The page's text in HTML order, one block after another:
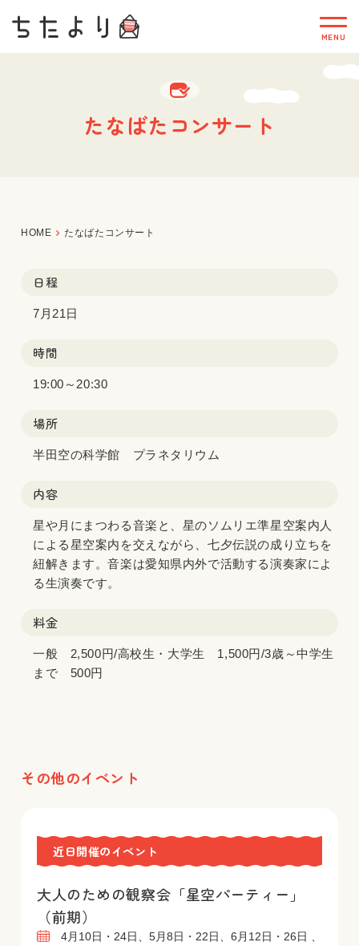
たなばたコンサート
HOME たなばたコンサート
日程
7月21日
時間
19:00～20:30
場所
半田空の科学館 プラネタリウム
内容
星や月にまつわる音楽と、星のソムリエ準星空案内人
による星空案内を交えながら、七夕伝説の成り立ちを
紐解きます。音楽は愛知県内外で活動する演奏家によ
る生演奏です。
料金
一般 2,500円/高校生・大学生 1,500円/3歳～中学生
まで 500円
その他のイベント
近日開催のイベント
大人のための観察会「星空パーティー」
（前期）
4月10日・24日、5月8日・22日、6月12日・26日 、